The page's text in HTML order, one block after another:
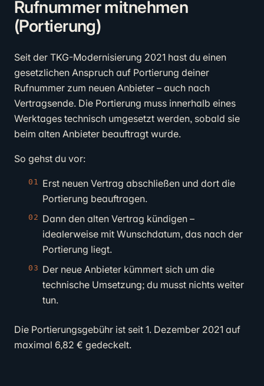
Rufnummer mitnehmen
(Portierung)
Seit der TKG-Modernisierung 2021 hast du einen
gesetzlichen Anspruch auf Portierung deiner
Rufnummer zum neuen Anbieter – auch nach
Vertragsende. Die Portierung muss innerhalb eines
Werktages technisch umgesetzt werden, sobald sie
beim alten Anbieter beauftragt wurde.
So gehst du vor:
Erst neuen Vertrag abschließen und dort die
Portierung beauftragen.
Dann den alten Vertrag kündigen –
idealerweise mit Wunschdatum, das nach der
Portierung liegt.
Der neue Anbieter kümmert sich um die
technische Umsetzung; du musst nichts weiter
tun.
Die Portierungsgebühr ist seit 1. Dezember 2021 auf
maximal 6,82 € gedeckelt.